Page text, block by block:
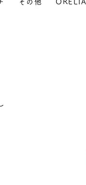
その他 ORELIA